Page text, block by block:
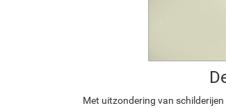
Met uitzondering van